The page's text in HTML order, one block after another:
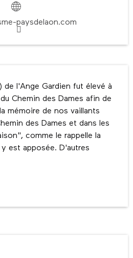
paysdelaon.com
de l'Ange Gardien fut élevé à
Chemin des Dames afin de
mémoire de nos vaillants
des Dames et dans les
comme le rappelle la
est apposée. D'autres